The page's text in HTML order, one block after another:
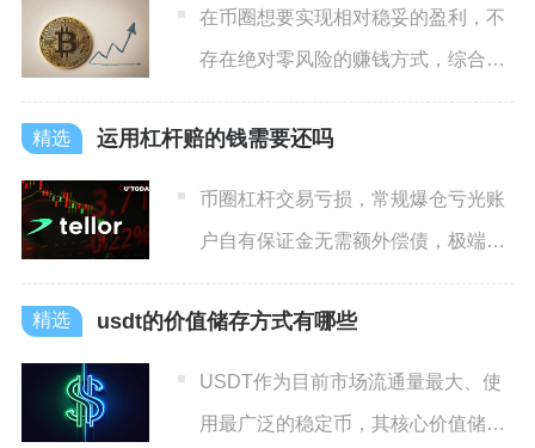
在币圈想要实现相对稳妥的盈利，不
存在绝对零风险的赚钱方式，综合市
场长期实践交叉验证后，最稳
运用杠杆赔的钱需要还吗
币圈杠杆交易亏损，常规爆仓亏光账
户自有保证金无需额外偿债，极端穿
仓出现账户负数欠款时，从国
usdt的价值储存方式有哪些
USDT作为目前市场流通量最大、使
用最广泛的稳定币，其核心价值储存